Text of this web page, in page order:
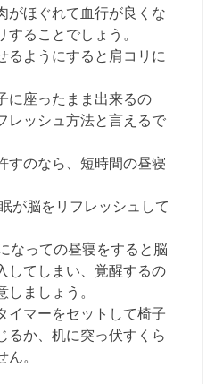
がほぐれて血行が良くな
することでしょう。
るようにすると肩コリに
に座ったまま出来るの
レッシュ方法と言えるで
すのなら、短時間の昼寝
が脳をリフレッシュして
なっての昼寝をすると脳
してしまい、覚醒するの
しましょう。
イマーをセットして椅子
るか、机に突っ伏すくら
ん。